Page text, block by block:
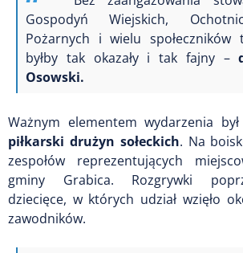
Gospodyń Wiejskich,
Pożarnych i wielu
byłby tak okazały i tak fajny –
Osowski.
Ważnym elementem wydarzenia
piłkarski drużyn sołeckich. Na
zespołów reprezentujących
gminy Grabica. Rozgrywki
dziecięce, w których udział wzięło
zawodników.